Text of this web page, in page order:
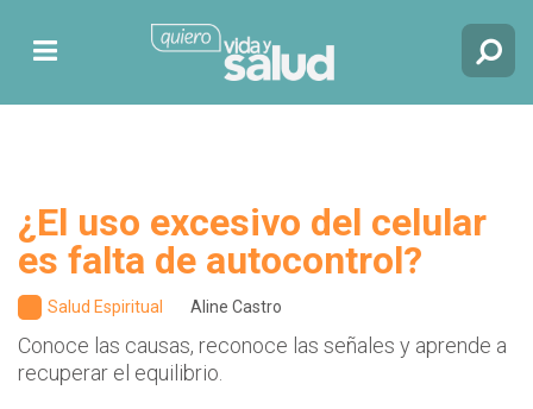
¿El uso excesivo del celular
es falta de autocontrol?
Salud Espiritual Aline Castro
Conoce las causas, reconoce las señales y aprende a
recuperar el equilibrio.